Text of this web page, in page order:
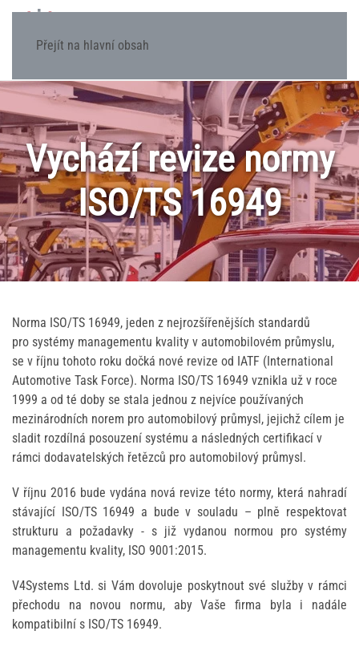
Přejít na hlavní obsah
Vychází revize normy
ISO/TS 16949
Norma ISO/TS 16949, jeden z nejrozšířenějších standardů
pro systémy managementu kvality v automobilovém průmyslu,
se v říjnu tohoto roku dočká nové revize od IATF (International
Automotive Task Force). Norma ISO/TS 16949 vznikla už v roce
1999 a od té doby se stala jednou z nejvíce používaných
mezinárodních norem pro automobilový průmysl, jejichž cílem je
sladit rozdílná posouzení systému a následných certifikací v
rámci dodavatelských řetězců pro automobilový průmysl.
V říjnu 2016 bude vydána nová revize této normy, která nahradí
stávající ISO/TS 16949 a bude v souladu – plně respektovat
strukturu a požadavky - s již vydanou normou pro systémy
managementu kvality, ISO 9001:2015.
V4Systems Ltd. si Vám dovoluje poskytnout své služby v rámci
přechodu na novou normu, aby Vaše firma byla i nadále
kompatibilní s ISO/TS 16949.